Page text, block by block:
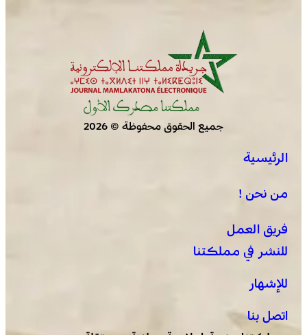
جميع الحقوق محفوظة © 2026
الرئيسية
من نحن !
فريق العمل
للنشر في مملكتنا
للإشهار
اتصل بنا